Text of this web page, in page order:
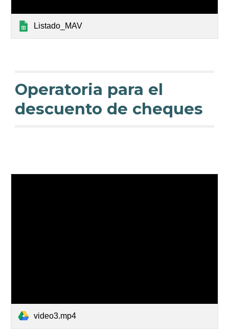
Listado_MAV
Operatoria para el
descuento de cheques
video3.mp4